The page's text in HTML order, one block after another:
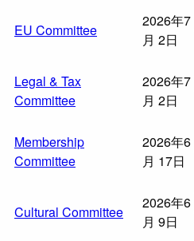
EU Committee
2026年7
月 2日
Legal & Tax
Committee
2026年7
月 2日
Membership
Committee
2026年6
月 17日
Cultural Committee
2026年6
月 9日